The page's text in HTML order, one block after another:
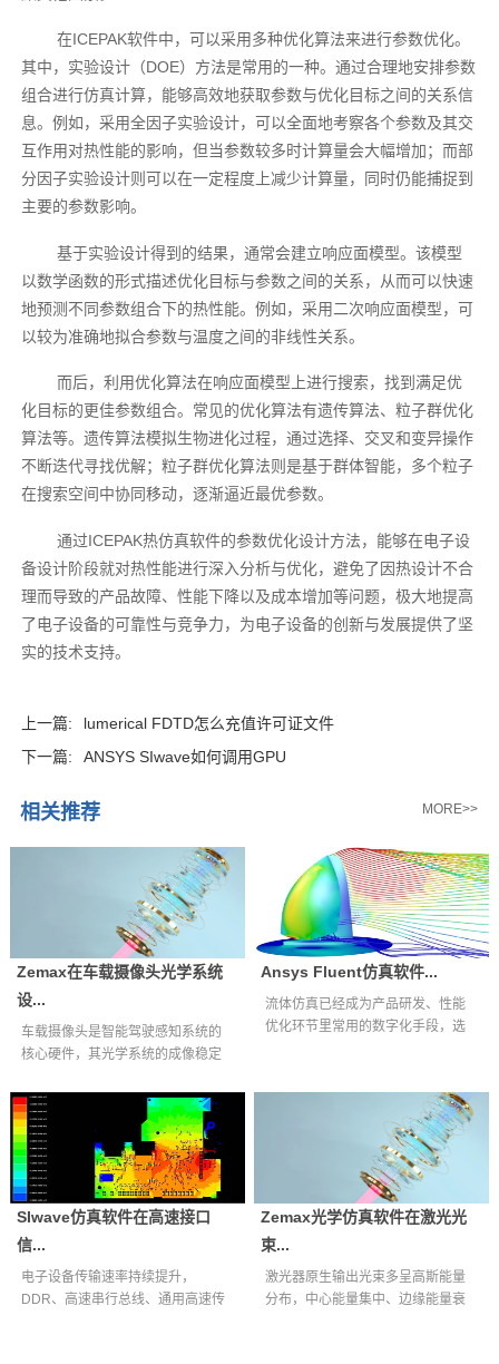
在ICEPAK软件中，可以采用多种优化算法来进行参数优化。
其中，实验设计（DOE）方法是常用的一种。通过合理地安排参数
组合进行仿真计算，能够高效地获取参数与优化目标之间的关系信
息。例如，采用全因子实验设计，可以全面地考察各个参数及其交
互作用对热性能的影响，但当参数较多时计算量会大幅增加；而部
分因子实验设计则可以在一定程度上减少计算量，同时仍能捕捉到
主要的参数影响。
基于实验设计得到的结果，通常会建立响应面模型。该模型
以数学函数的形式描述优化目标与参数之间的关系，从而可以快速
地预测不同参数组合下的热性能。例如，采用二次响应面模型，可
以较为准确地拟合参数与温度之间的非线性关系。
而后，利用优化算法在响应面模型上进行搜索，找到满足优
化目标的更佳参数组合。常见的优化算法有遗传算法、粒子群优化
算法等。遗传算法模拟生物进化过程，通过选择、交叉和变异操作
不断迭代寻找优解；粒子群优化算法则是基于群体智能，多个粒子
在搜索空间中协同移动，逐渐逼近最优参数。
通过ICEPAK热仿真软件的参数优化设计方法，能够在电子设
备设计阶段就对热性能进行深入分析与优化，避免了因热设计不合
理而导致的产品故障、性能下降以及成本增加等问题，极大地提高
了电子设备的可靠性与竞争力，为电子设备的创新与发展提供了坚
实的技术支持。
上一篇:
lumerical FDTD怎么充值许可证文件
下一篇:
ANSYS SIwave如何调用GPU
相关推荐 MORE>>
Zemax在车载摄像头光学系统
设...
车载摄像头是智能驾驶感知系统的
核心硬件，其光学系统的成像稳定
Ansys Fluent仿真软件...
流体仿真已经成为产品研发、性能
优化环节里常用的数字化手段，选
SIwave仿真软件在高速接口
信...
电子设备传输速率持续提升，
DDR、高速串行总线、通用高速传
Zemax光学仿真软件在激光光
束...
激光器原生输出光束多呈高斯能量
分布，中心能量集中、边缘能量衰